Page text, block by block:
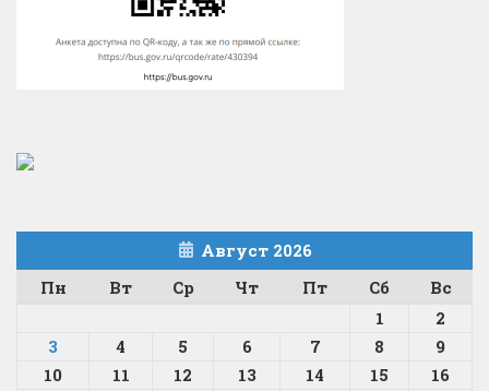
Август 2026
Пн
Вт Ср Чт Пт Сб
Вс
1
2
3
4 5 6 7 8
9
10
11 12 13 14 15
16